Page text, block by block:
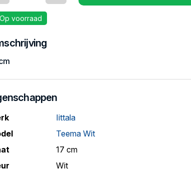
Op voorraad
Iittala
Teema Wit
17 cm
Wit